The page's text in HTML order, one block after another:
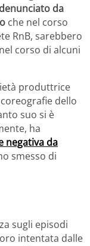
da
che nel corso
RnB, sarebbero
corso di alcuni
produttrice
dello
suo si è
ha
negativa da
smesso di
sugli episodi
intentata dalle